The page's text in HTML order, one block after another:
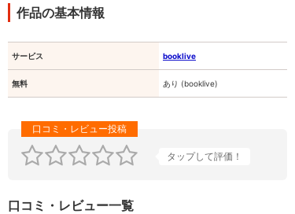
作品の基本情報
サービス booklive
無料 あり (booklive)
タップして評価！
口コミ・レビュー一覧